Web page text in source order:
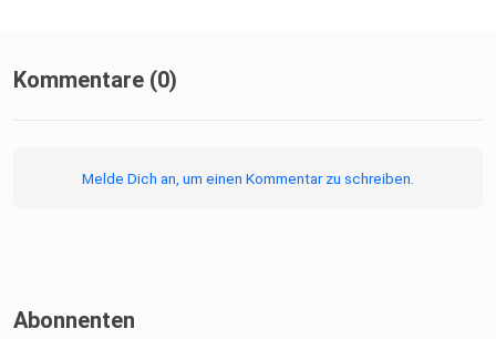
Sandra
neue
Kommentare (0)
Melde Dich an, um einen Kommentar zu schreiben.
Abonnenten